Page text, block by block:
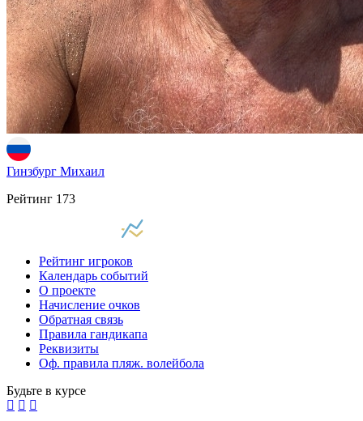
Гинзбург Михаил
Рейтинг 173
Рейтинг игроков
Календарь событий
О проекте
Начисление очков
Обратная связь
Правила гандикапа
Реквизиты
Оф. правила пляж. волейбола
Будьте в курсе